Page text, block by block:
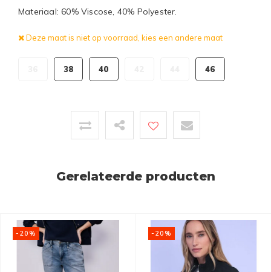
Materiaal: 60% Viscose, 40% Polyester.
Deze maat is niet op voorraad, kies een andere maat
38 40 46
Gerelateerde producten
-20% -20%